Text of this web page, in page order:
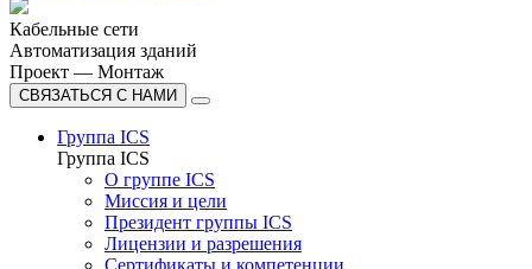
Кабельные сети
Автоматизация зданий
Проект — Монтаж
СВЯЗАТЬСЯ С НАМИ
Группа ICS
Группа ICS
О группе ICS
Миссия и цели
Президент группы ICS
Лицензии и разрешения
Сертификаты и компетенции